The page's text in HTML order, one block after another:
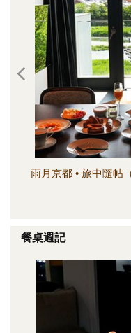
活動實況記錄
媒體報導一覽
合作與代言
訂閱電子報
雨月京都 • 旅中隨帖
餐桌週記